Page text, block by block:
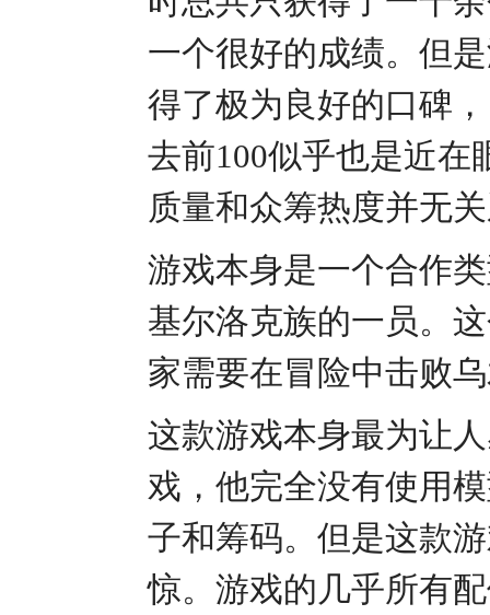
一个很好的成绩。但
得了极为良好的口碑
去前100似乎也是近在
质量和众筹热度并无
游戏本身是一个合作
基尔洛克族的一员。
家需要在冒险中击败
这款游戏本身最为让
戏，他完全没有使用
子和筹码。但是这款
惊。游戏的几乎所有